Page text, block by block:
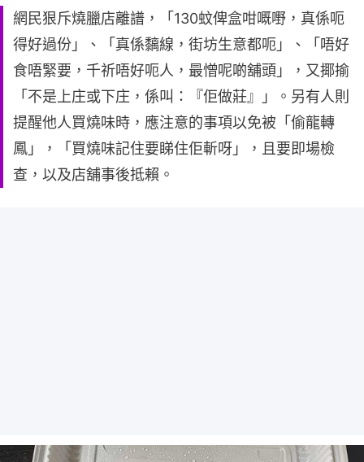
網民狠斥燒臘店離譜，「130蚊俾盒咁嘅嘢，真係呃
得好過份」、「真係黐線，街坊生意都呃」、「唔好
食唔緊要，千祈唔好呃人，最憎呢啲舖頭」，又揶揄
「不是上庄或下庄，係叫：『佢做莊』」。另有人則
提醒他人買燒味時，應注意的事項以免被「偷龍轉
鳳」，「買燒味記住要睇住佢斬呀」，且要即場檢
查，以及店舖事後抵賴。